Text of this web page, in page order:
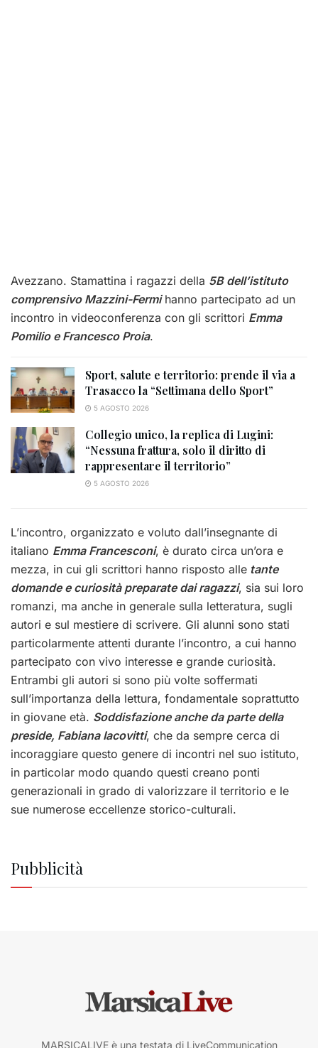
Avezzano. Stamattina i ragazzi della 5B dell’istituto
comprensivo Mazzini-Fermihanno partecipato ad un
incontro in videoconferenza con gli scrittori Emma
Pomilio e Francesco Proia.
Sport, salute e territorio: prende il via a
Trasacco la “Settimana dello Sport”
5 AGOSTO 2026
Collegio unico, la replica di Lugini:
“Nessuna frattura, solo il diritto di
rappresentare il territorio”
5 AGOSTO 2026
L’incontro, organizzato e voluto dall’insegnante di
italiano Emma Francesconi, è durato circa un’ora e
mezza, in cui gli scrittori hanno risposto alle tante
domande e curiosità preparate dai ragazzi, sia sui loro
romanzi, ma anche in generale sulla letteratura, sugli
autori e sul mestiere di scrivere. Gli alunni sono stati
particolarmente attenti durante l’incontro, a cui hanno
partecipato con vivo interesse e grande curiosità.
Entrambi gli autori si sono più volte soffermati
sull’importanza della lettura, fondamentale soprattutto
in giovane età. Soddisfazione anche da parte della
preside, Fabiana Iacovitti, che da sempre cerca di
incoraggiare questo genere di incontri nel suo istituto,
in particolar modo quando questi creano ponti
generazionali in grado di valorizzare il territorio e le
sue numerose eccellenze storico-culturali.
Pubblicità
MARSICALIVE è una testata di LiveCommunication